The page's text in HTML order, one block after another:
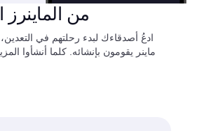
من الماينرز
ماينر يقومون بإنشائه. كلما أنشأوا